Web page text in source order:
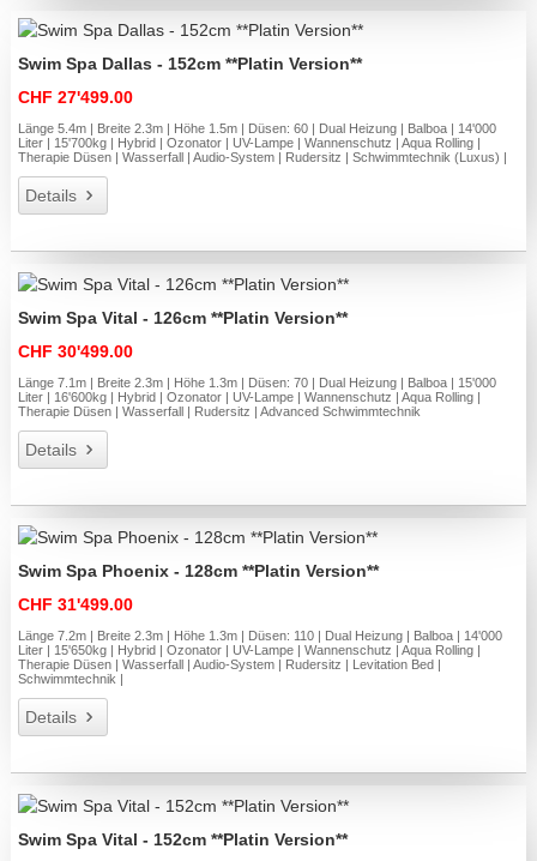
Swim Spa Dallas - 152cm **Platin Version**
CHF 27'499.00
Länge 5.4m | Breite 2.3m | Höhe 1.5m | Düsen: 60 | Dual Heizung | Balboa | 14'000
Liter | 15'700kg | Hybrid | Ozonator | UV-Lampe | Wannenschutz | Aqua Rolling |
Therapie Düsen | Wasserfall | Audio-System | Rudersitz | Schwimmtechnik (Luxus) |
Details
Swim Spa Vital - 126cm **Platin Version**
CHF 30'499.00
Länge 7.1m | Breite 2.3m | Höhe 1.3m | Düsen: 70 | Dual Heizung | Balboa | 15'000
Liter | 16'600kg | Hybrid | Ozonator | UV-Lampe | Wannenschutz | Aqua Rolling |
Therapie Düsen | Wasserfall | Rudersitz | Advanced Schwimmtechnik
Details
Swim Spa Phoenix - 128cm **Platin Version**
CHF 31'499.00
Länge 7.2m | Breite 2.3m | Höhe 1.3m | Düsen: 110 | Dual Heizung | Balboa | 14'000
Liter | 15'650kg | Hybrid | Ozonator | UV-Lampe | Wannenschutz | Aqua Rolling |
Therapie Düsen | Wasserfall | Audio-System | Rudersitz | Levitation Bed |
Schwimmtechnik |
Details
Swim Spa Vital - 152cm **Platin Version**